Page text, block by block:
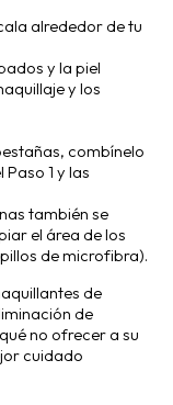
alrededor de tu
y la piel
y los
combínelo
1 y las
también se
el área de los
de microfibra).
de
de
no ofrecer a su
cuidado